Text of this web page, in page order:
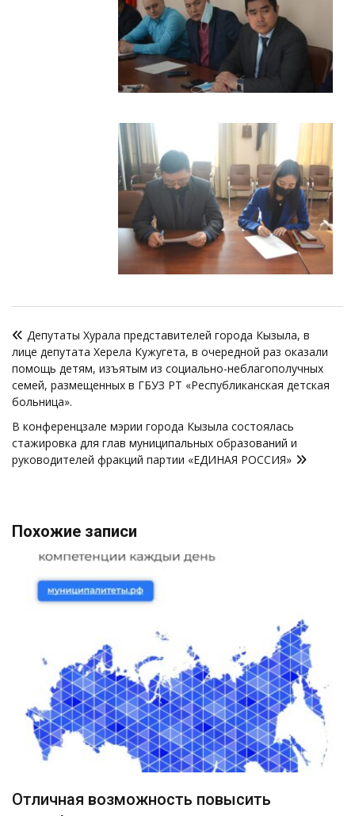
по
записям
Депутаты Хурала представителей города Кызыла, в
лице депутата Херела Кужугета, в очередной раз оказали
помощь детям, изъятым из социально-неблагополучных
семей, размещенных в ГБУЗ РТ «Республиканская детская
больница».
В конференцзале мэрии города Кызыла состоялась
стажировка для глав муниципальных образований и
руководителей фракций партии «ЕДИНАЯ РОССИЯ»
Похожие записи
Отличная возможность повысить